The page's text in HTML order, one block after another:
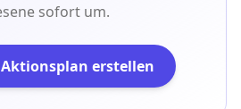
sofort um.
erstellen